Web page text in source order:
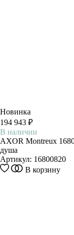
Новинка
194 943 ₽
В наличии
AXOR Montreux
душа
Артикул: 16800820
В корзину